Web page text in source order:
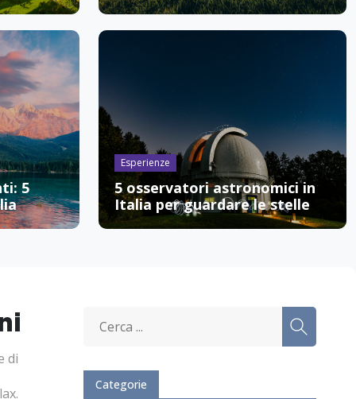
5
Esperienze
5 osservatori astronomici in
Italia per guardare le stelle
di
Categorie